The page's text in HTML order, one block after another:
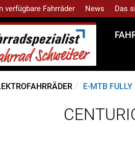
verfügbare Fahrräder News Das
E-MTB FULLY